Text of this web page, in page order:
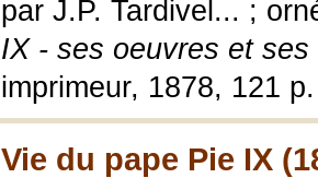
par J.P. Tardivel... ;
IX - ses oeuvres et ses
imprimeur, 1878, 121
Vie du pape Pie IX